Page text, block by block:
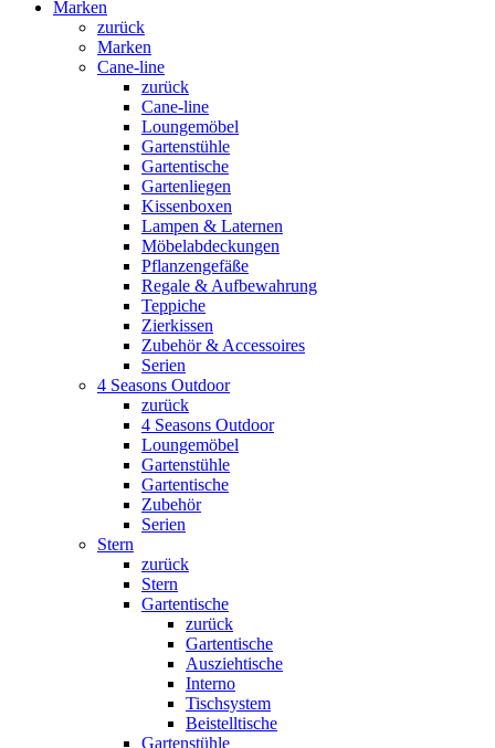
Marken
zurück
Marken
Cane-line
zurück
Cane-line
Loungemöbel
Gartenstühle
Gartentische
Gartenliegen
Kissenboxen
Lampen & Laternen
Möbelabdeckungen
Pflanzengefäße
Regale & Aufbewahrung
Teppiche
Zierkissen
Zubehör & Accessoires
Serien
4 Seasons Outdoor
zurück
4 Seasons Outdoor
Loungemöbel
Gartenstühle
Gartentische
Zubehör
Serien
Stern
zurück
Stern
Gartentische
zurück
Gartentische
Ausziehtische
Interno
Tischsystem
Beistelltische
Gartenstühle